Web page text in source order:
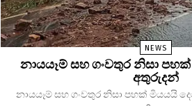
NEWS
නායයෑම් සහ ගංවතුර නිසා
අතුරුදන්
නායයෑම් සහ ගංවතුර නිසා පහක් මියයයි